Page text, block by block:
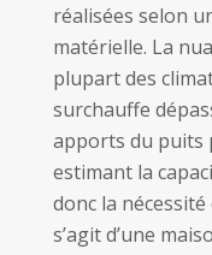
réalisées selon
matérielle. La
plupart des
surchauffe
apports du puits
estimant la
donc la
s’agit d’une